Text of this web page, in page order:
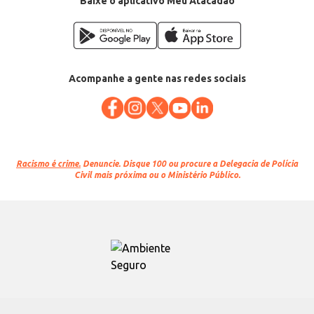
Acompanhe a gente nas redes sociais
Racismo é crime. Denuncie. Disque 100 ou procure a Delegacia de Polícia
Civil mais próxima ou o Ministério Público.